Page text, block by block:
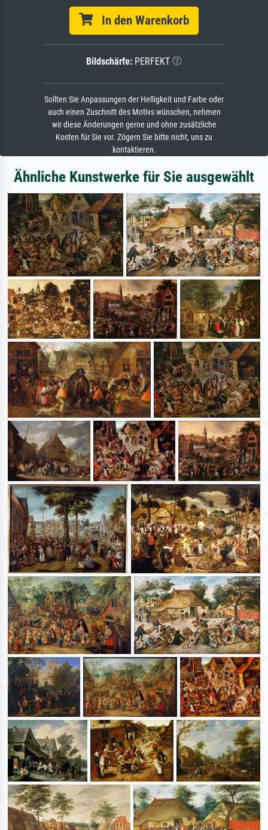
In den Warenkorb
Bildschärfe: PERFEKT
Sollten Sie Anpassungen der Helligkeit und Farbe oder
auch einen Zuschnitt des Motivs wünschen, nehmen
wir diese Änderungen gerne und ohne zusätzliche
Kosten für Sie vor. Zögern Sie bitte nicht, uns zu
kontaktieren.
Ähnliche Kunstwerke für Sie ausgewählt